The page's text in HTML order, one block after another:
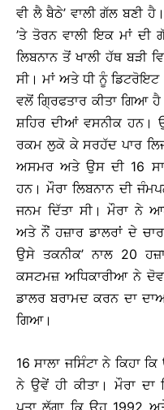
ਵੀ ਲੈ ਬੈਠੇ’ ਵਾਲੀ ਗੱਲ ਬਣੀ
’ਤੇ ਤੋਰਨ ਵਾਲੀ ਇਕ ਮਾਂ
ਲਿਬਨਾਨ ਤੋਂ ਖਾਲੀ ਹੱਥ ਬੜੀ
ਸੀ। ਮਾਂ ਅਤੇ ਧੀ ਨੂੰ ਡਿਟਰੋਇਟ
ਵਲੋਂ ਗ੍ਰਿਫਤਾਰ ਕੀਤਾ ਗਿਆ
ਸ਼ਹਿਰ ਦੀਆਂ ਵਸਨੀਕ ਹਨ।
ਰਕਮ ਲੁਕੋ ਕੇ ਸਰਹੱਦ ਪਾਰ
ਅਸਮਰ ਅਤੇ ਉਸ ਦੀ 16
ਹਨ। ਮੌਰਾ ਲਿਬਨਾਨ ਦੀ
ਜਨਮ ਦਿੱਤਾ ਸੀ। ਮੌਰਾ ਨੇ
ਅਤੇ ਨੌਂ ਹਜ਼ਾਰ ਡਾਲਰਾਂ ਦੇ
ਉਸੇ ਤਕਨੀਕ’ ਨਾਲ 20
ਕਸਟਮਜ਼ ਅਧਿਕਾਰੀਆ ਨੇ
ਡਾਲਰ ਬਰਾਮਦ ਕਰਨ ਦਾ
ਗਿਆ।
16 ਸਾਲਾ ਜਸਿੰਟਾ ਨੇ ਕਿਹਾ
ਨੇ ਉਵੇਂ ਹੀ ਕੀਤਾ। ਮੌਰਾ ਦਾ
ਪਤਾ ਲੱਗਾ ਕਿ ਉਹ 1992